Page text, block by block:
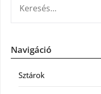
Navigáció
Sztárok